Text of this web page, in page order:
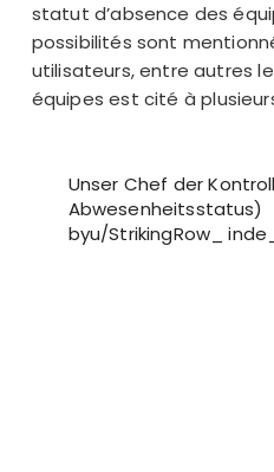
statut d’absence des
possibilités sont
utilisateurs, entre autres
équipes est cité à
Unser Chef der
Abwesenheitsstatus)
byu/StrikingRow_ in